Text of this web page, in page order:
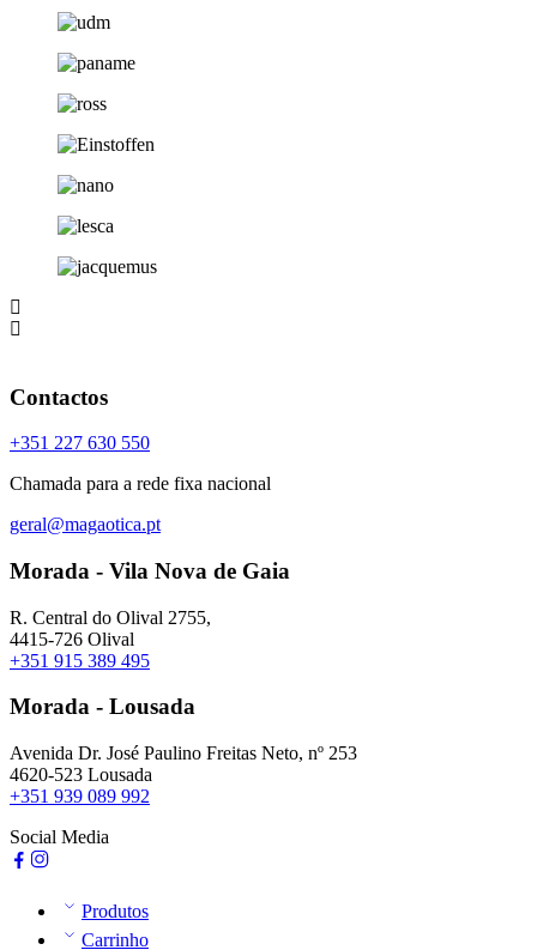
Contactos
+351 227 630 550
Chamada para a rede fixa nacional
geral@magaotica.pt
Morada - Vila Nova de Gaia
R. Central do Olival 2755,
4415-726 Olival
+351 915 389 495
Morada - Lousada
Avenida Dr. José Paulino Freitas Neto, nº 253
4620-523 Lousada
+351 939 089 992
Social Media
Produtos
Carrinho